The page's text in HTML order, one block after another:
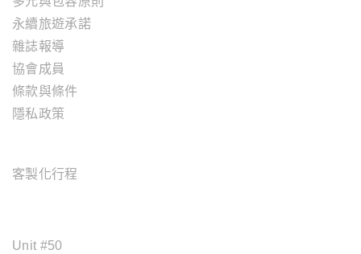
永續旅遊承諾
雜誌報導
協會成員
條款與條件
隱私政策
客製化行程
Unit #50